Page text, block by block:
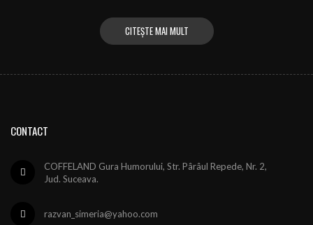
CITEȘTE MAI MULT
CONTACT
COFFELAND Gura Humorului, Str. Pârâul Repede, Nr. 2,
Jud. Suceava.
razvan_simeria@yahoo.com